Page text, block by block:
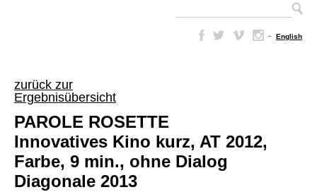
– English
zurück zur
Ergebnisübersicht
PAROLE ROSETTE
Innovatives Kino kurz, AT 2012,
Farbe, 9 min., ohne Dialog
Diagonale 2013